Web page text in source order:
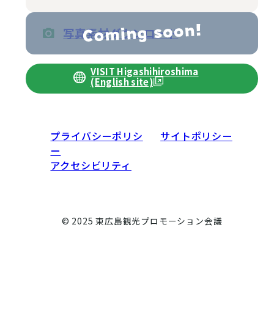
写真素材ダウンロード
VISIT Higashihiroshima
(English site)
プライバシーポリシ
ー
サイトポリシー
アクセシビリティ
© 2025 東広島観光プロモーション会議